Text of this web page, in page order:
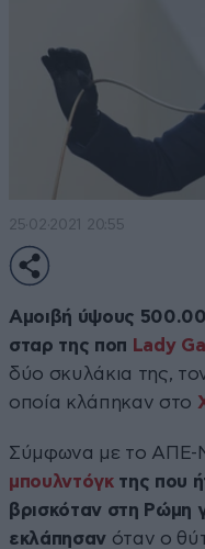
25·02·2021 20:55
Αμοιβή ύψους
σταρ της ποπ Lady
δύο σκυλάκια της,
οποία κλάπηκαν στο
Σύμφωνα με το ΑΠΕ-
μπουλντόγκ της που
βρισκόταν στη Ρώμη
εκλάπησανόταν ο